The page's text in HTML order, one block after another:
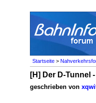
Startseite >
[H] Der D-Tunnel
geschrieben von